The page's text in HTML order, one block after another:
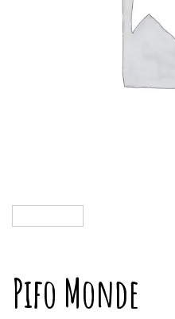
Pifo Monde